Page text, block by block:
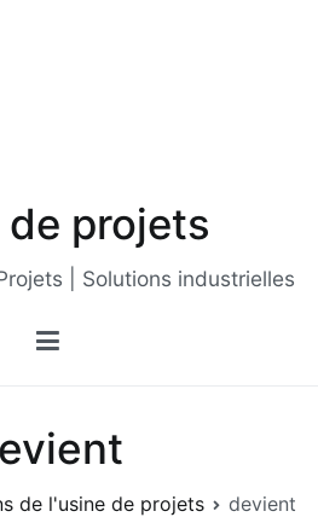
de projets
| Solutions industrielles
de l'usine de projets devient